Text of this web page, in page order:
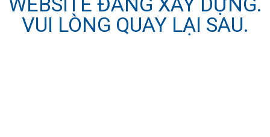
VUI LÒNG QUAY LẠI SAU.